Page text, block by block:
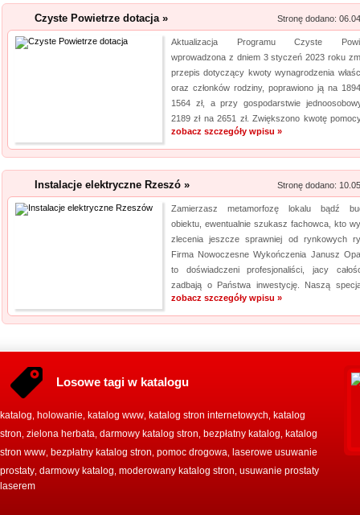
Czyste Powietrze dotacja » Stronę dodano:
Aktualizacja Programu Czyste
wprowadzona z dniem 3 styczeń 2023 roku
przepis dotyczący kwoty wynagrodzenia
oraz członków rodziny, poprawiono ją na
1564 zł, a przy gospodarstwie
2189 zł na 2651 zł. Zwiększono kwotę
zobacz szczegóły wpisu »
Instalacje elektryczne Rzeszó » Stronę dodano:
Zamierzasz metamorfozę lokalu bądź
obiektu, ewentualnie szukasz fachowca, kto
zlecenia jeszcze sprawniej od rynkowych
Firma Nowoczesne Wykończenia Janusz
to doświadczeni profesjonaliści, jacy
zadbają o Państwa inwestycję. Naszą
zobacz szczegóły wpisu »
Losowe tagi w katalogu
katalog holowanie katalog www katalog stron internetowych katalog
stron zielona herbata darmowy katalog stron bezpłatny katalog katalog
stron www bezpłatny katalog stron pomoc drogowa
laserowe usuwanie
prostaty darmowy katalog moderowany katalog stron usuwanie prostaty
laserem